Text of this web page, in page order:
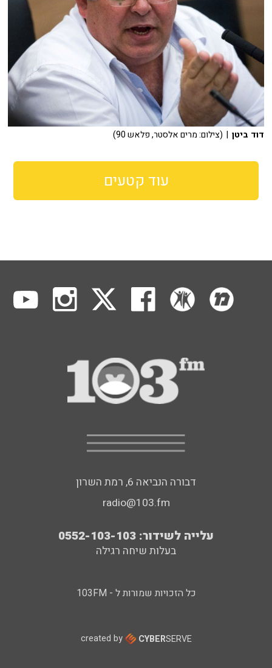
דוד ביטן | (צילום: מרים אלסטר, פלאש 90)
עוד קטעים
דבורה הנביאה 6, רמת השרון
radio@103.fm
עלייה לשידור: 0552-103-103
בעלות שיחה רגילה
כל הזכויות שמורות ל - 103FM
created by CYBERSERVE